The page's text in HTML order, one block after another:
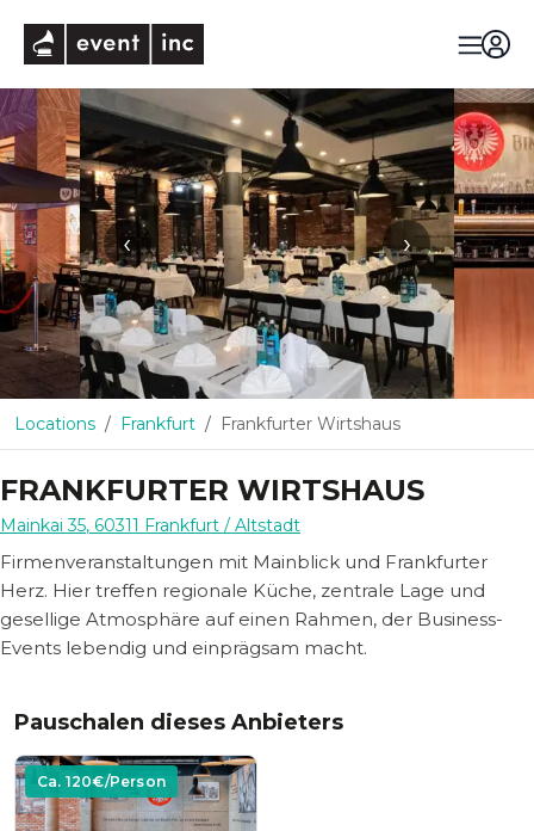
‹ ›
Locations Frankfurt Frankfurter Wirtshaus
FRANKFURTER WIRTSHAUS
Mainkai 35, 60311 Frankfurt / Altstadt
Firmenveranstaltungen mit Mainblick und Frankfurter
Herz. Hier treffen regionale Küche, zentrale Lage und
gesellige Atmosphäre auf einen Rahmen, der Business-
Events lebendig und einprägsam macht.
Pauschalen dieses Anbieters
Ca. 120€/Person